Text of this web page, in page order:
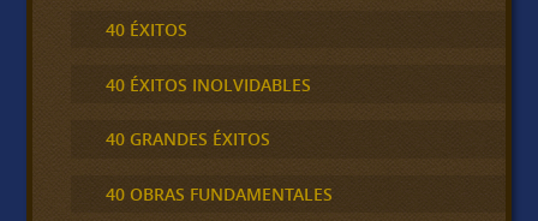
40 ÉXITOS
40 ÉXITOS INOLVIDABLES
40 GRANDES ÉXITOS
40 OBRAS FUNDAMENTALES